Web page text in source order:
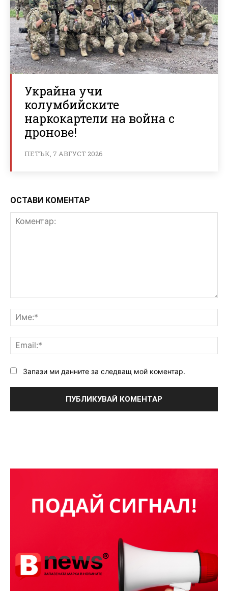
Украйна учи
колумбийските
наркокартели на война с
дронове!
ПЕТЪК, 7 АВГУСТ 2026
ОСТАВИ КОМЕНТАР
Запази ми данните за следващ мой коментар.